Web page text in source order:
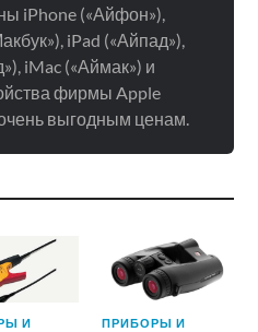
iPhone («Айфон»),
iPad («Айпад»),
iMac («Аймак») и
фирмы Apple
выгодным ценам.
И
ПРИБОРЫ И